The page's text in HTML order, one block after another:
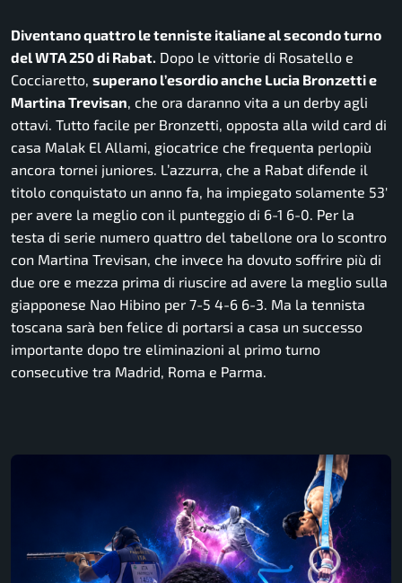
Diventano quattro le tenniste italiane al secondo turno
del WTA 250 di Rabat. Dopo le vittorie di Rosatello e
Cocciaretto, superano l’esordio anche Lucia Bronzetti e
Martina Trevisan, che ora daranno vita a un derby agli
ottavi. Tutto facile per Bronzetti, opposta alla wild card di
casa Malak El Allami, giocatrice che frequenta perlopiù
ancora tornei juniores. L’azzurra, che a Rabat difende il
titolo conquistato un anno fa, ha impiegato solamente 53′
per avere la meglio con il punteggio di 6-1 6-0. Per la
testa di serie numero quattro del tabellone ora lo scontro
con Martina Trevisan, che invece ha dovuto soffrire più di
due ore e mezza prima di riuscire ad avere la meglio sulla
giapponese Nao Hibino per 7-5 4-6 6-3. Ma la tennista
toscana sarà ben felice di portarsi a casa un successo
importante dopo tre eliminazioni al primo turno
consecutive tra Madrid, Roma e Parma.